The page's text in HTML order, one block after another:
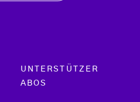
UNTERSTÜTZER
ABOS